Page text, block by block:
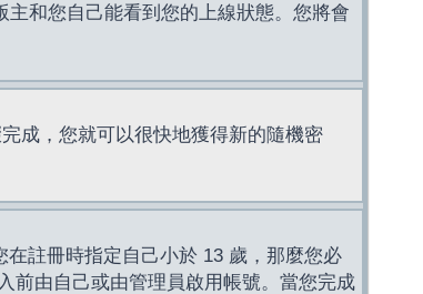
主和您自己能看到您的上線狀態。您將會
成，您就可以很快地獲得新的隨機密
註冊時指定自己小於 13 歲，那麼您必
前由自己或由管理員啟用帳號。當您完成